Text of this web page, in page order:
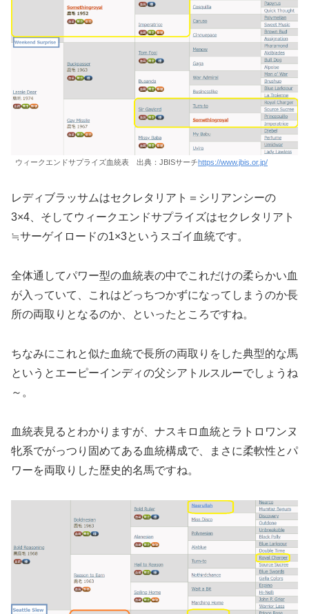
ウィークエンドサプライズ血統表 出典：JBISサーチhttps://www.jbis.or.jp/
レディブラッサムはセクレタリアト＝シリアンシーの
3×4、そしてウィークエンドサプライズはセクレタリアト
≒サーゲイロードの1×3というスゴイ血統です。
全体通してパワー型の血統表の中でこれだけの柔らかい血
が入っていて、これはどっちつかずになってしまうのか長
所の両取りとなるのか、といったところですね。
ちなみにこれと似た血統で長所の両取りをした典型的な馬
というとエーピーインディの父シアトルスルーでしょうね
～。
血統表見るとわかりますが、ナスキロ血統とラトロワンヌ
牝系でがっつり固めてある血統構成で、まさに柔軟性とパ
ワーを両取りした歴史的名馬ですね。